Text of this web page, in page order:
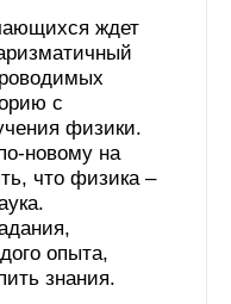
ждет
с
физики.
новому на
что физика –
опыта,
знания.